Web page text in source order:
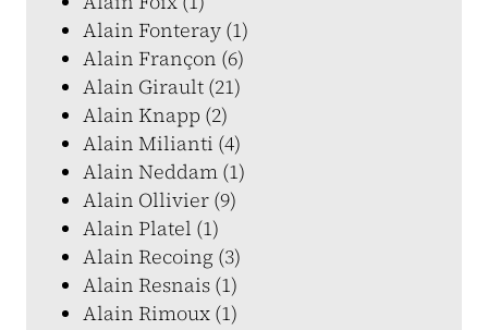
Alain Fonteray (1)
Alain Françon (6)
Alain Girault (21)
Alain Knapp (2)
Alain Milianti (4)
Alain Neddam (1)
Alain Ollivier (9)
Alain Platel (1)
Alain Recoing (3)
Alain Resnais (1)
Alain Rimoux (1)